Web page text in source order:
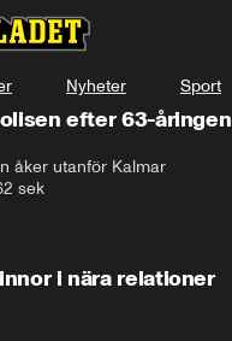
Nyheter Sport
efter 63-åringen
åker utanför Kalmar
sek
i nära relationer